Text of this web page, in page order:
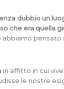
dubbio un
che era quella
pensato
in affitto in cui
le nostre